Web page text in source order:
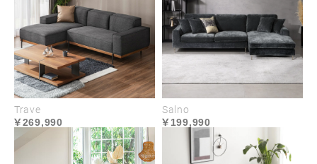
たデザインであらゆるインテリアに調和しま
す。
NEW COLOR
Trave
269,990
Salno
199,990